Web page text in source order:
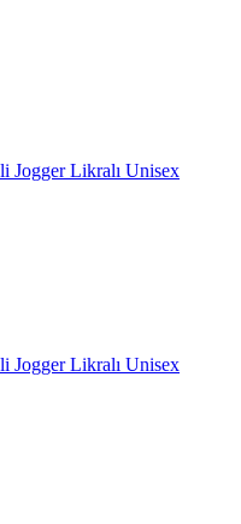
Likralı Unisex
Likralı Unisex